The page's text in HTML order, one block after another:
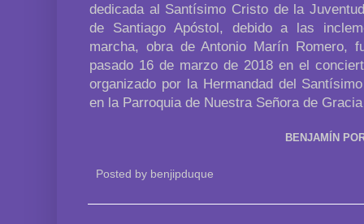
dedicada al Santísimo Cristo de la
de Santiago Apóstol, debido a las
marcha, obra de Antonio Marín Romero,
pasado 16 de marzo de 2018 en el
organizado por la Hermandad del
en la Parroquia de Nuestra Señora de
BENJAMÍN
Posted by benjipduque